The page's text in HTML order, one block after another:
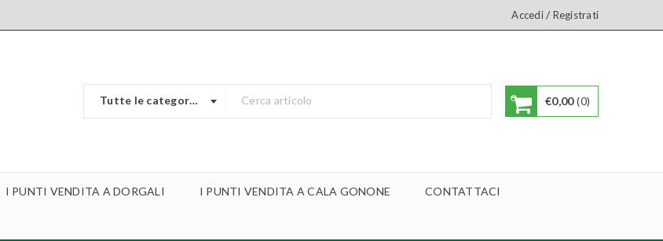
Accedi/ Registrati
Tutte le categorie €0,00 0
I PUNTI VENDITA A DORGALI I PUNTI VENDITA A CALA GONONE CONTATTACI